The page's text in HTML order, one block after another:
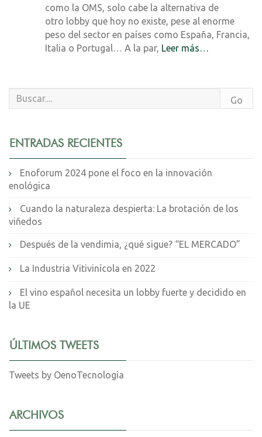
como la OMS, solo cabe la alternativa de
otro lobby que hoy no existe, pese al enorme
peso del sector en países como España, Francia,
Italia o Portugal… A la par, Leer más…
ENTRADAS RECIENTES
Enoforum 2024 pone el foco en la innovación
enológica
Cuando la naturaleza despierta: La brotación de los
viñedos
Después de la vendimia, ¿qué sigue? “EL MERCADO”
La Industria Vitivinícola en 2022
El vino español necesita un lobby fuerte y decidido en
la UE
ÚLTIMOS TWEETS
Tweets by OenoTecnologia
ARCHIVOS